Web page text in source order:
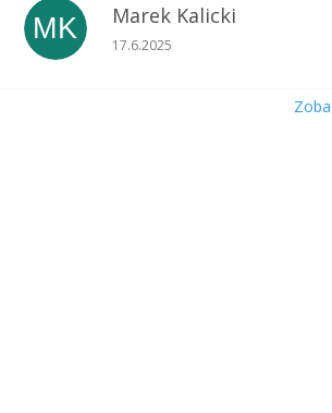
MK Marek Kalicki
Ocena sklepu to 5 na 5
17.6.2025